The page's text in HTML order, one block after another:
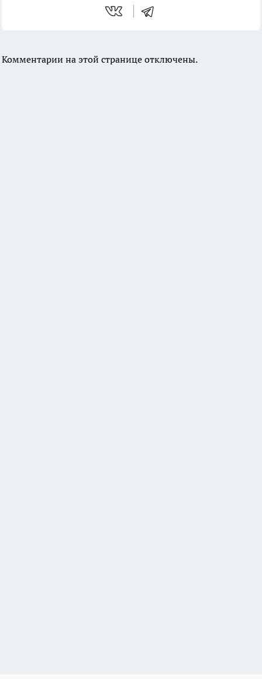
Комментарии на этой странице отключены.